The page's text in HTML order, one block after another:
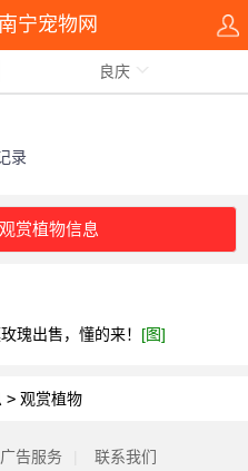
宁宠物网
良庆
录
赏植物信息
瑰出售，懂的来！ [图]
> 观赏植物
广告服务 联系我们